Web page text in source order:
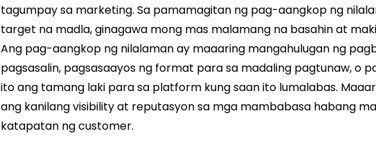
tagumpay sa marketing. Sa pamamagitan ng pag-aangkop ng
target na madla, ginagawa mong mas malamang na basahin at
Ang pag-aangkop ng nilalaman ay maaaring mangahulugan ng
pagsasalin, pagsasaayos ng format para sa madaling pagtunaw, o
ito ang tamang laki para sa platform kung saan ito lumalabas.
ang kanilang visibility at reputasyon sa mga mambabasa habang
katapatan ng customer.